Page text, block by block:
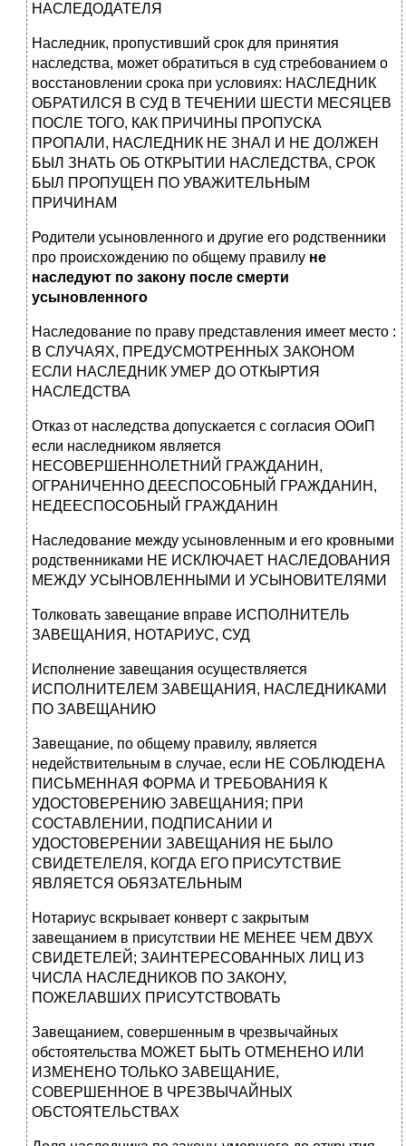
НАСЛЕДОДАТЕЛЯ
Наследник, пропустивший срок для принятия
наследства, может обратиться в суд стребованием о
восстановлении срока при условиях: НАСЛЕДНИК
ОБРАТИЛСЯ В СУД В ТЕЧЕНИИ ШЕСТИ МЕСЯЦЕВ
ПОСЛЕ ТОГО, КАК ПРИЧИНЫ ПРОПУСКА
ПРОПАЛИ, НАСЛЕДНИК НЕ ЗНАЛ И НЕ ДОЛЖЕН
БЫЛ ЗНАТЬ ОБ ОТКРЫТИИ НАСЛЕДСТВА, СРОК
БЫЛ ПРОПУЩЕН ПО УВАЖИТЕЛЬНЫМ
ПРИЧИНАМ
Родители усыновленного и другие его родственники
про происхождению по общему правилу не
наследуют по закону после смерти
усыновленного
Наследование по праву представления имеет место :
В СЛУЧАЯХ, ПРЕДУСМОТРЕННЫХ ЗАКОНОМ
ЕСЛИ НАСЛЕДНИК УМЕР ДО ОТКЫРТИЯ
НАСЛЕДСТВА
Отказ от наследства допускается с согласия ООиП
если наследником является
НЕСОВЕРШЕННОЛЕТНИЙ ГРАЖДАНИН,
ОГРАНИЧЕННО ДЕЕСПОСОБНЫЙ ГРАЖДАНИН,
НЕДЕЕСПОСОБНЫЙ ГРАЖДАНИН
Наследование между усыновленным и его кровными
родственниками НЕ ИСКЛЮЧАЕТ НАСЛЕДОВАНИЯ
МЕЖДУ УСЫНОВЛЕННЫМИ И УСЫНОВИТЕЛЯМИ
Толковать завещание вправе ИСПОЛНИТЕЛЬ
ЗАВЕЩАНИЯ, НОТАРИУС, СУД
Исполнение завещания осуществляется
ИСПОЛНИТЕЛЕМ ЗАВЕЩАНИЯ, НАСЛЕДНИКАМИ
ПО ЗАВЕЩАНИЮ
Завещание, по общему правилу, является
недействительным в случае, если НЕ СОБЛЮДЕНА
ПИСЬМЕННАЯ ФОРМА И ТРЕБОВАНИЯ К
УДОСТОВЕРЕНИЮ ЗАВЕЩАНИЯ; ПРИ
СОСТАВЛЕНИИ, ПОДПИСАНИИ И
УДОСТОВЕРЕНИИ ЗАВЕЩАНИЯ НЕ БЫЛО
СВИДЕТЕЛЕЛЯ, КОГДА ЕГО ПРИСУТСТВИЕ
ЯВЛЯЕТСЯ ОБЯЗАТЕЛЬНЫМ
Нотариус вскрывает конверт с закрытым
завещанием в присутствии НЕ МЕНЕЕ ЧЕМ ДВУХ
СВИДЕТЕЛЕЙ; ЗАИНТЕРЕСОВАННЫХ ЛИЦ ИЗ
ЧИСЛА НАСЛЕДНИКОВ ПО ЗАКОНУ,
ПОЖЕЛАВШИХ ПРИСУТСТВОВАТЬ
Завещанием, совершенным в чрезвычайных
обстоятельства МОЖЕТ БЫТЬ ОТМЕНЕНО ИЛИ
ИЗМЕНЕНО ТОЛЬКО ЗАВЕЩАНИЕ,
СОВЕРШЕННОЕ В ЧРЕЗВЫЧАЙНЫХ
ОБСТОЯТЕЛЬСТВАХ